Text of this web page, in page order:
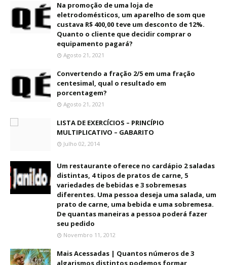
Na promoção de uma loja de
eletrodomésticos, um aparelho de som que
custava R$ 400,00 teve um desconto de 12%.
Quanto o cliente que decidir comprar o
equipamento pagará?
Agosto 21, 2021
Convertendo a fração 2/5 em uma fração
centesimal, qual o resultado em
porcentagem?
Agosto 21, 2021
LISTA DE EXERCÍCIOS – PRINCÍPIO
MULTIPLICATIVO – GABARITO
Julho 02, 2014
Um restaurante oferece no cardápio 2 saladas
distintas, 4 tipos de pratos de carne, 5
variedades de bebidas e 3 sobremesas
diferentes. Uma pessoa deseja uma salada, um
prato de carne, uma bebida e uma sobremesa.
De quantas maneiras a pessoa poderá fazer
seu pedido
Novembro 11, 2012
Mais Acessadas | Quantos números de 3
algarismos distintos podemos formar